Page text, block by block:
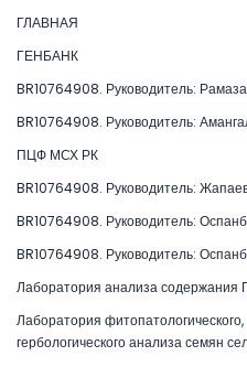
ГЛАВНАЯ
ГЕНБАНК
BR10764908. Руководитель:
BR10764908. Руководитель:
ПЦФ МСХ РК
BR10764908. Руководитель:
BR10764908. Руководитель:
BR10764908. Руководитель:
Лаборатория анализа содержания
Лаборатория фитопатологического,
гербологического анализа семян